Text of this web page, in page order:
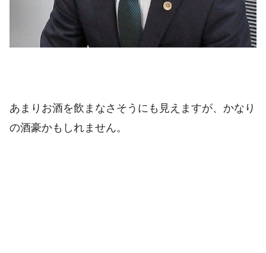
あまりお酒を飲まなさそうにも見えますが、かなり
の酒豪かもしれません。